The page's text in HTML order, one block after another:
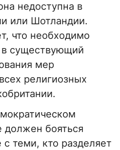
недоступна в
или Шотландии.
что необходимо
существующий
мер
религиозных
должен бояться
с теми, кто разделяет